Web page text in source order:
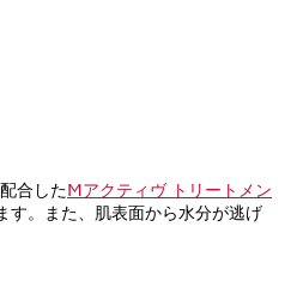
合したMアクティヴ トリートメン
す。また、肌表面から水分が逃げ